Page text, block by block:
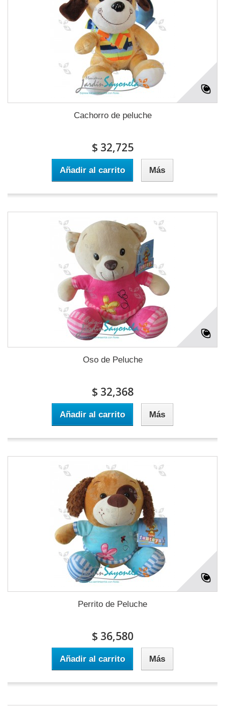
Cachorro de peluche
$ 32,725
Añadir al carrito Más
Oso de Peluche
$ 32,368
Añadir al carrito Más
Perrito de Peluche
$ 36,580
Añadir al carrito Más